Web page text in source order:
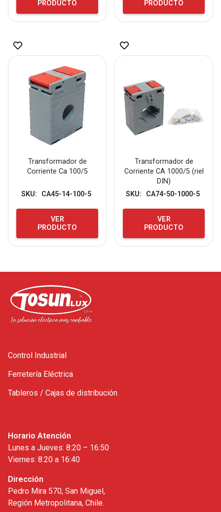
PRODUCTO
PRODUCTO
Transformador de
Corriente Ca 100/5
SKU: CA45-14-100-5
VER
PRODUCTO
Transformador de
Corriente CA 1000/5 (riel
DIN)
SKU:
CA74-50-1000-5
VER
PRODUCTO
Control Industrial
Ferretería Eléctrica
Tableros / Cajas de distribución
Horario Atención
Lunes a Jueves: 8:20 – 16:50
Viernes: 8:20 a 16:40
Dirección
Pedro Mira 570, San Miguel,
Región Metropolitana, Chile.